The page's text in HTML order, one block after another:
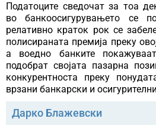
Податоците сведочат за тоа
во банкоосигурувањето се
релативно краток рок се
полисираната премија преку
а воедно банките
подобрат својата пазарна
конкурентноста преку
врзани банкарски и
Дарко Блажевски